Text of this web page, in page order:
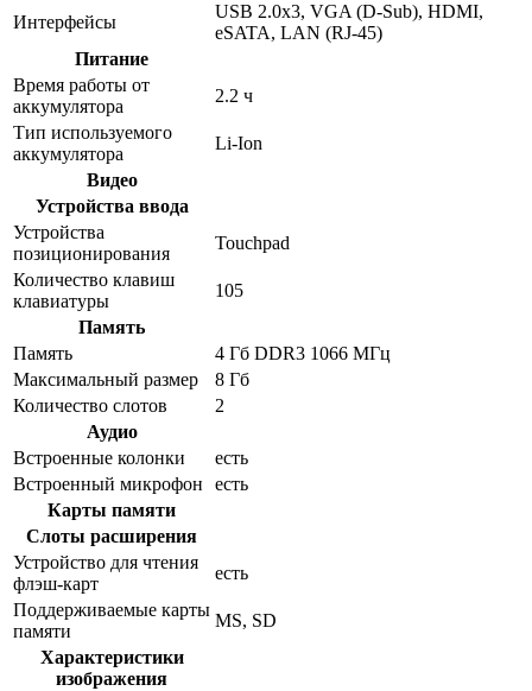
Интерфейсы
USB 2.0x3, VGA (D-Sub), HDMI,
eSATA, LAN (RJ-45)
Питание
Время работы от
аккумулятора
2.2 ч
Тип используемого
аккумулятора
Li-Ion
Видео
Устройства ввода
Устройства
позиционирования
Touchpad
Количество клавиш
клавиатуры
105
Память
Память
4 Гб DDR3 1066 МГц
Максимальный размер
8 Гб
Количество слотов
2
Аудио
Встроенные колонки
есть
Встроенный микрофон
есть
Карты памяти
Слоты расширения
Устройство для чтения
флэш-карт
есть
Поддерживаемые карты
памяти
MS, SD
Характеристики
изображения